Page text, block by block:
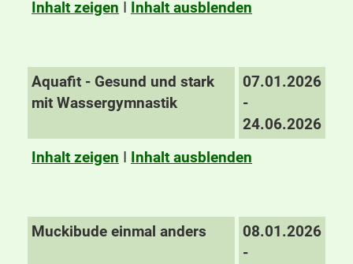
Inhalt zeigen I Inhalt ausblenden
Aquafit - Gesund und stark
mit Wassergymnastik
07.01.2026
-
24.06.2026
Inhalt zeigen I Inhalt ausblenden
Muckibude einmal anders
08.01.2026
-